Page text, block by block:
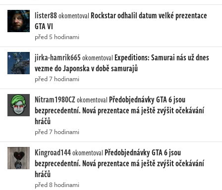
lister88okomentoval Rockstar odhalil datum velké prezentace
GTA VI
před 5 hodinami
jirka-hamrik665okomentoval Expeditions: Samurai nás už dnes
vezme do Japonska v době samurajů
před 7 hodinami
Nitram1980CZokomentoval Předobjednávky GTA 6 jsou
bezprecedentní. Nová prezentace má ještě zvýšit očekávání
hráčů
před 7 hodinami
Kingroad144okomentoval Předobjednávky GTA 6 jsou
bezprecedentní. Nová prezentace má ještě zvýšit očekávání
hráčů
před 8 hodinami